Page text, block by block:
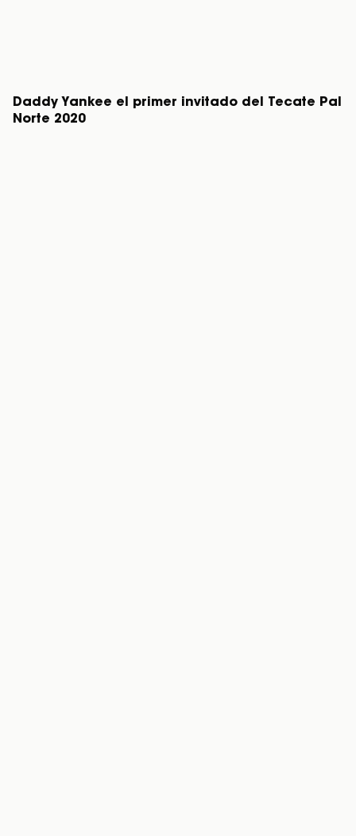
Daddy Yankee el primer invitado del Tecate Pal
Norte 2020